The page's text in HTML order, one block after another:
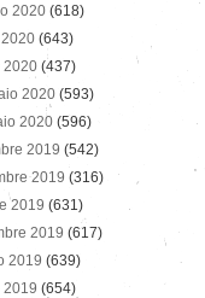
2020 (618)
(643)
2020 (437)
2020 (593)
2020 (596)
2019 (542)
2019 (316)
2019 (631)
2019 (617)
2019 (639)
2019 (654)